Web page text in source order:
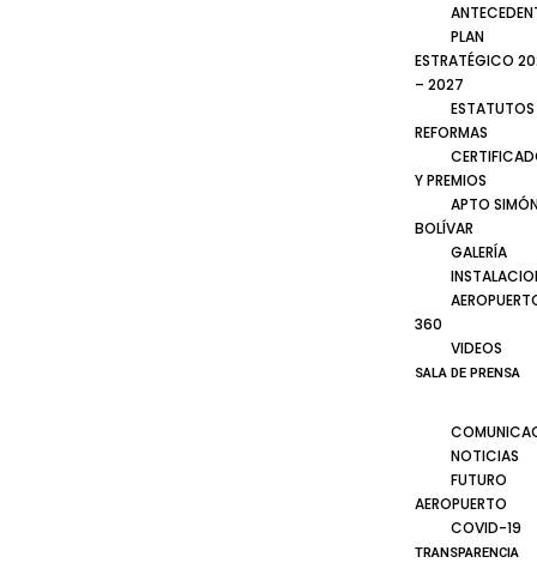
PLAN
ESTRATÉGICO
– 2027
ESTATUTOS
REFORMAS
Y PREMIOS
APTO
BOLÍVAR
GALERÍA
360
VIDEOS
SALA DE PRENSA
NOTICIAS
FUTURO
AEROPUERTO
COVID-19
TRANSPARENCIA